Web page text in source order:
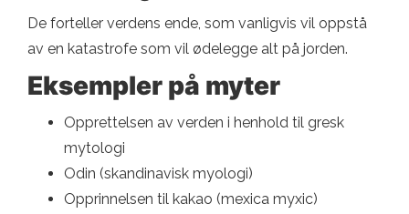
De forteller verdens ende, som vanligvis vil oppstå
av en katastrofe som vil ødelegge alt på jorden.
Eksempler på myter
Opprettelsen av verden i henhold til gresk
mytologi
Odin (skandinavisk myologi)
Opprinnelsen til kakao (mexica myxic)